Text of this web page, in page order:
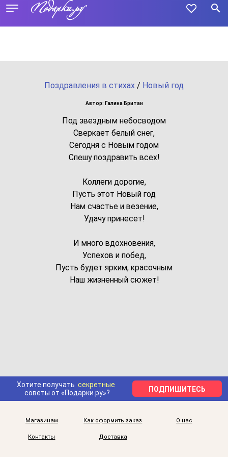
Поздравления в стихах / Новый год
Автор: Галина Британ
Под звездным небосводом
Сверкает белый снег,
Сегодня с Новым годом
Спешу поздравить всех!
Коллеги дорогие,
Пусть этот Новый год
Нам счастье и везение,
Удачу принесет!
И много вдохновения,
Успехов и побед,
Пусть будет ярким, красочным
Наш жизненный сюжет!
Хотите получать секретные
советы от «Подарки.ру»?
ПОДПИШИТЕСЬ
Магазинам Как оформить заказ О нас
Контакты Доставка